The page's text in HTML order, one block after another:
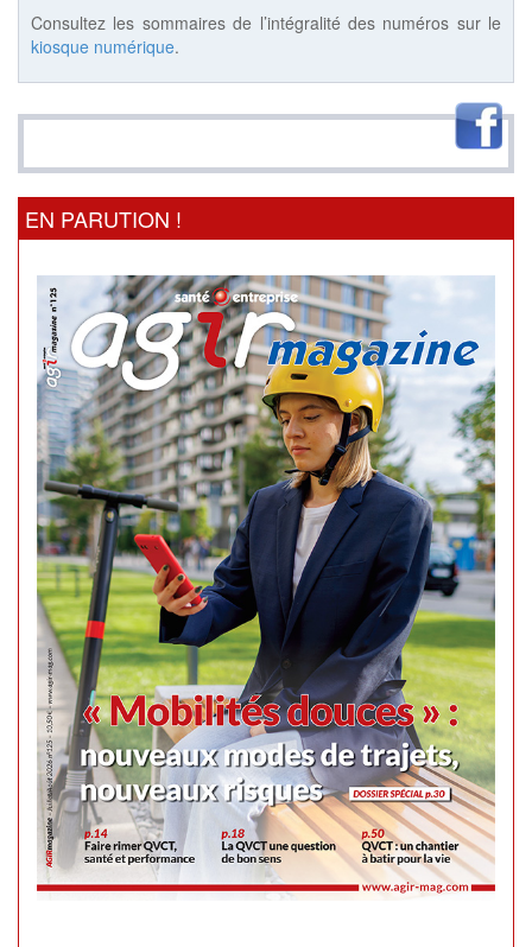
Consultez les sommaires de l’intégralité des numéros sur le
kiosque numérique.
EN PARUTION !